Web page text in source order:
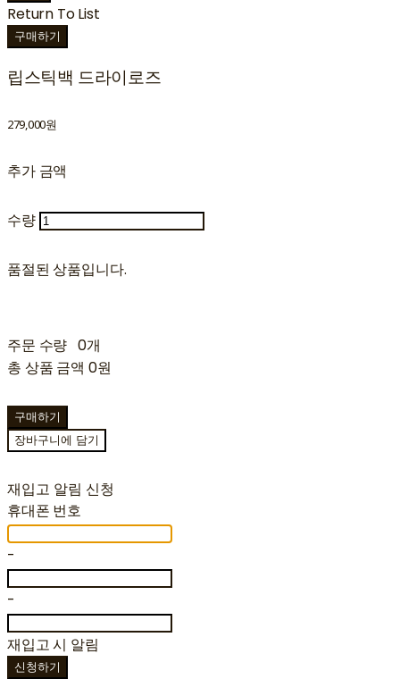
Return To List
구매하기
립스틱백 드라이로즈
279,000원
추가 금액
수량
품절된 상품입니다.
주문 수량 0개
총 상품 금액 0원
구매하기
장바구니에 담기
재입고 알림 신청
휴대폰 번호
-
-
재입고 시 알림
신청하기